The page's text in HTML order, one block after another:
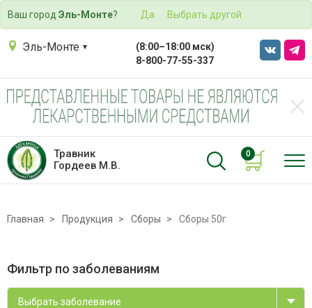
Ваш город Эль-Монте? Да Выбрать другой
Эль-Монте
8-800-77-55-337
(8:00–18:00 мск)
Травник
Гордеев М.В.
0
Главная Продукция Сборы Сборы 50г
Фильтр по заболеваниям
Выбрать заболевание